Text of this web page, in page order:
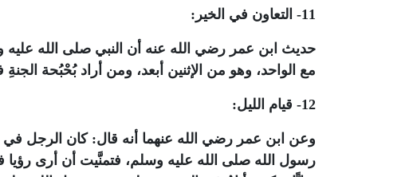
11- التعاون في الخير:
حديث ابن عمر رضي الله عنه أن النبي صلى الله عليه
مع الواحد، وهو من الإثنين أبعد، ومن أراد بُحْبُحة
12- قيام الليل:
وعن ابن عمر رضي الله عنهما أنه قال: كان الرجل في
رسول الله صلى الله عليه وسلم، فتمنَّيت أن أرى